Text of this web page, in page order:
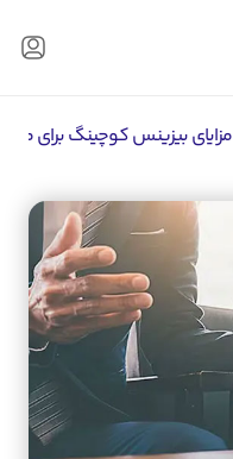
مزایای بیزینس کوچینگ برای